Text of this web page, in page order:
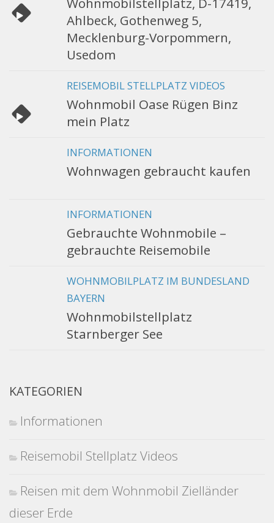
Ahlbeck, Gothenweg 5,
Mecklenburg-Vorpommern,
Usedom
REISEMOBIL STELLPLATZ VIDEOS
Wohnmobil Oase Rügen Binz
mein Platz
INFORMATIONEN
Wohnwagen gebraucht kaufen
INFORMATIONEN
Gebrauchte Wohnmobile –
gebrauchte Reisemobile
WOHNMOBILPLATZ IM BUNDESLAND
BAYERN
Wohnmobilstellplatz
Starnberger See
KATEGORIEN
Informationen
Reisemobil Stellplatz Videos
Reisen mit dem Wohnmobil Zielländer
dieser Erde